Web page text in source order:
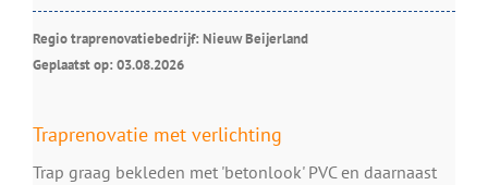
Regio traprenovatiebedrijf: Nieuw Beijerland
Geplaatst op: 03.08.2026
Traprenovatie met verlichting
Trap graag bekleden met 'betonlook' PVC en daarnaast